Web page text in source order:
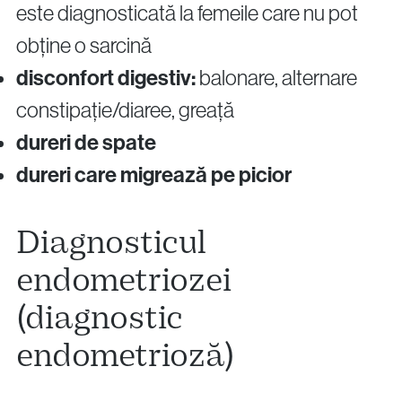
este diagnosticată la femeile care nu pot
obține o sarcină
disconfort digestiv:balonare, alternare
constipație/diaree, greață
dureri de spate
dureri care migrează pe picior
Diagnosticul
endometriozei
(diagnostic
endometrioză)